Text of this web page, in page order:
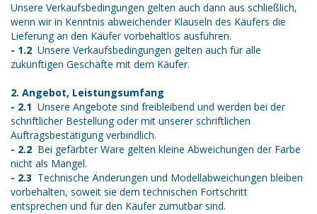
Unsere Verkaufsbedingungen gelten auch dann aus schließlich,
wenn wir in Kenntnis abweichender Klauseln des Käufers die
Lieferung an den Käufer vorbehaltlos ausführen.
- 1.2 Unsere Verkaufsbedingungen gelten auch für alle
zukünftigen Geschäfte mit dem Käufer.
2. Angebot, Leistungsumfang
- 2.1 Unsere Angebote sind freibleibend und werden bei der
schriftlicher Bestellung oder mit unserer schriftlichen
Auftragsbestätigung verbindlich.
- 2.2 Bei gefärbter Ware gelten kleine Abweichungen der Farbe
nicht als Mangel.
- 2.3 Technische Änderungen und Modellabweichungen bleiben
vorbehalten, soweit sie dem technischen Fortschritt
entsprechen und für den Käufer zumutbar sind.